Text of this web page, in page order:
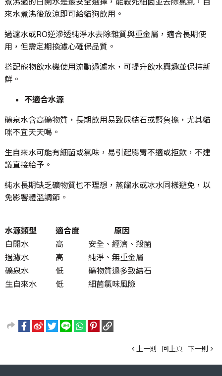
來水煮沸後放涼即可給貓狗飲用。
過濾水或RO逆滲透純淨水去除雜質與重金屬，適合長期使
用，但需定期換濾心確保品質。
搭配寵物飲水機使用流動過濾水，可提升飲水興趣並保持新
鮮。
不適合水源
礦泉水含高礦物質，長期飲用易致尿結石或腎負擔，尤其貓
咪不宜天天喝。
生自來水可能有細菌或氯味，易引起腸胃不適或拒飲，不建
議直接給予。
純水長期缺乏礦物質也不理想，蒸餾水或冰水同樣避免，以
免影響體溫調節。
水源類型 適合度
原因
白開水
高
安全、經濟、殺菌
過濾水
高
純淨、無重金屬
礦泉水
低
礦物質過多致結石
生自來水
低 細菌氯味風險
上一則 回上頁 下一則